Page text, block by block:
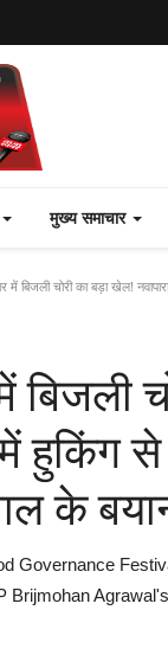
मुख्य समाचार
में बिजली चोरी का बड़ा खेल!
बिजली
में हुकिंग
के
Governance
Brijmohan